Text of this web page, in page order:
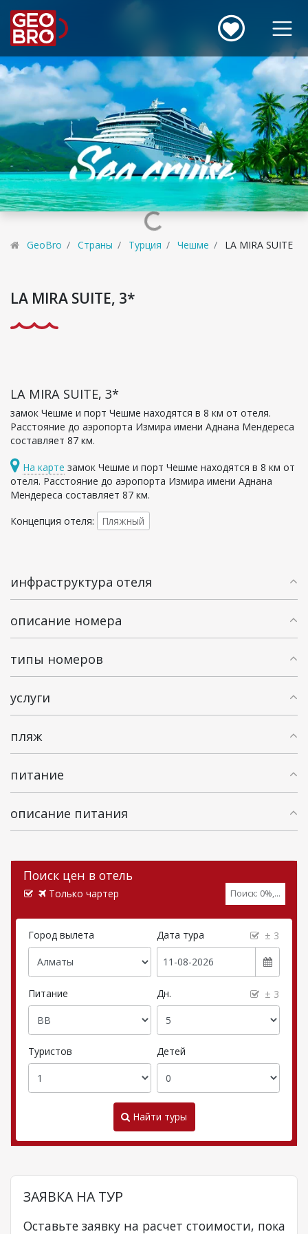
GeoBro Страны Турция Чешме LA MIRA SUITE
LA MIRA SUITE, 3*
LA MIRA SUITE, 3*
замок Чешме и порт Чешме находятся в 8 км от отеля.
Расстояние до аэропорта Измира имени Аднана Мендереса
составляет 87 км.
На карте замок Чешме и порт Чешме находятся в 8 км от
отеля. Расстояние до аэропорта Измира имени Аднана
Мендереса составляет 87 км.
Концепция отеля:
Пляжный
инфраструктура отеля
описание номера
типы номеров
услуги
пляж
питание
описание питания
Поиск цен в отель
Только чартер Поиск: 0%,...
Город вылета Дата тура ± 3
Питание Дн. ± 3
Туристов Детей
Найти туры
ЗАЯВКА НА ТУР
Оставьте заявку на расчет стоимости, пока